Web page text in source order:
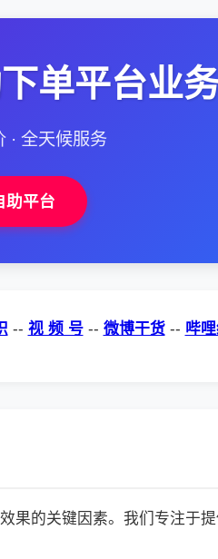
单平台业
· 全天候服务
助平台
-- 视 频 号 -- 微博干货 -- 哔
果的关键因素。我们专注于